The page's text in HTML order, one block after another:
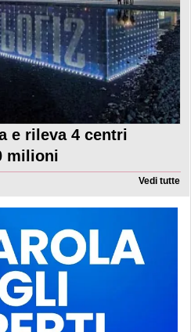
e rileva 4 centri
milioni
Vedi tutte